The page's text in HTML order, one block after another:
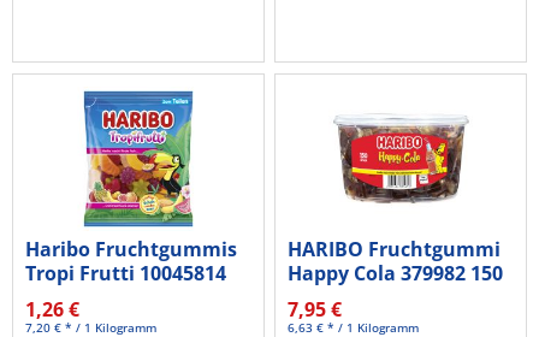
Haribo Fruchtgummis
Tropi Frutti 10045814
175g
1,26 €
7,20 € * / 1 Kilogramm
HARIBO Fruchtgummi
Happy Cola 379982 150
St./Pack.
7,95 €
6,63 € * / 1 Kilogramm